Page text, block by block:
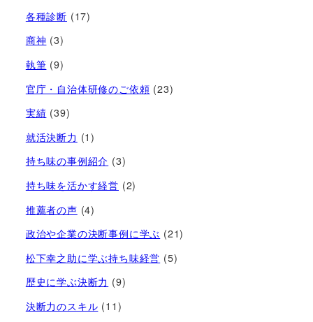
各種診断 (17)
商神 (3)
執筆 (9)
官庁・自治体研修のご依頼 (23)
実績 (39)
就活決断力 (1)
持ち味の事例紹介 (3)
持ち味を活かす経営​ (2)
推薦者の声 (4)
政治や企業の決断事例に学ぶ (21)
松下幸之助に学ぶ持ち味経営 (5)
歴史に学ぶ決断力 (9)
決断力のスキル (11)